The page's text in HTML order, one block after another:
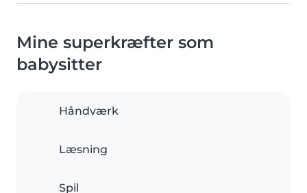
Mine superkræfter som
babysitter
Håndværk
Læsning
Spil